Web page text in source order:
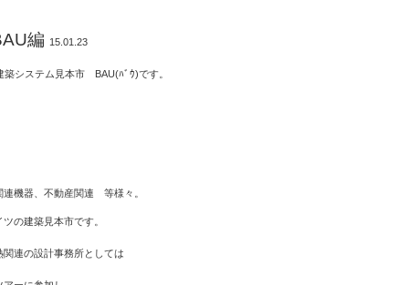
編 15.01.23
築システム見本市 BAU(ﾊﾞｳ)です。
連機器、不動産関連 等様々。
の建築見本市です。
連の設計事務所としては